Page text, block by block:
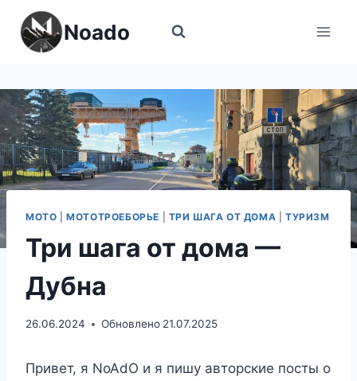
Перейти
содержимому
Noado
МОТО |МОТОТРОЕБОРЬЕ ТРИ ШАГА ОТ ДОМА |ТУРИЗМ
Три шага от дома —
Дубна
26.06.2024 Обновлено 21.07.2025
Привет, я NoAdO и я пишу авторские посты о